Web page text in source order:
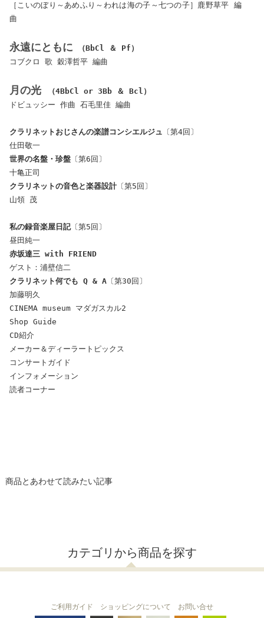
［こいのぼり～あめふり～われは海の子～七つの子］鹿野草平 編
曲
永遠にともに （BbCl ＆ Pf）
コブクロ 歌 穀澤哲平 編曲
月の光
（4BbCl or 3Bb ＆ Bcl）
ドビュッシー 作曲 石毛里佳 編曲
クラリネットおじさんの楽譜コンシエルジュ 〔第4回〕
仕田敬一
世界の名盤・珍盤〔第6回〕
十亀正司
クラリネットの音色と楽器設計〔第5回〕
山領 茂
私の録音楽屋日記〔第5回〕
昼田純一
赤坂達三with FRIEND
ゲスト：浦壁信二
クラリネット何でも Q & A〔第30回〕
加藤明久
CINEMA museum マダガスカル2
Shop Guide
CD紹介
メーカー＆ディーラートピックス
コンサートガイド
インフォメーション
読者コーナー
商品とあわせて読みたい記事
カテゴリから商品を探す
ご利用ガイド ショッピングについて お問い合せ